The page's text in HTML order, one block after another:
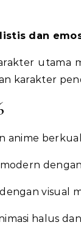
dan
utama
karakter
anime
visual
halus